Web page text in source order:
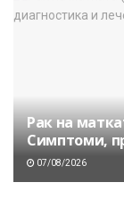
Рак на
Симптоми,
07/08/2026